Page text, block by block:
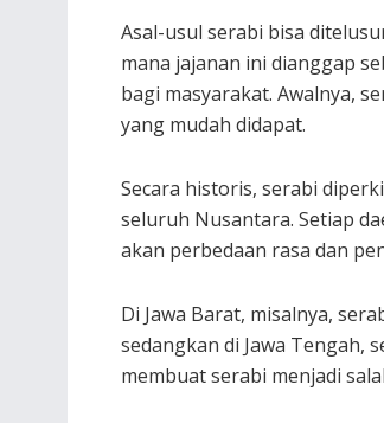
Asal-usul serabi bisa
mana jajanan ini dianggap
bagi masyarakat. Awalnya,
yang mudah didapat.
Secara historis, serabi
seluruh Nusantara. Setiap
akan perbedaan rasa dan
Di Jawa Barat, misalnya,
sedangkan di Jawa Tengah,
membuat serabi menjadi